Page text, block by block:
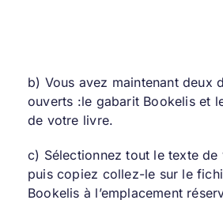
b) Vous avez maintenant deux
ouverts :le gabarit Bookelis et
de votre livre.
c) Sélectionnez tout le texte
puis copiez collez-le sur le
Bookelis à l’emplacement